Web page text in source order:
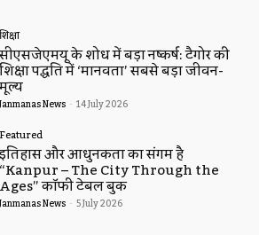
शिक्षा
सीएसजेएमयू के शोध में बड़ा निष्कर्ष: टैगोर की
शिक्षा पद्धति में ‘मानवता’ सबसे बड़ा जीवन-
मूल्य
Janmanas News - 14 July 2026
Featured
इतिहास और आधुनिकता का संगम है
“Kanpur – The City Through the
Ages” कॉफी टेबल बुक
Janmanas News - 5 July 2026